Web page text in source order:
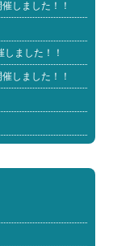
しました！！
ました！！
しました！！